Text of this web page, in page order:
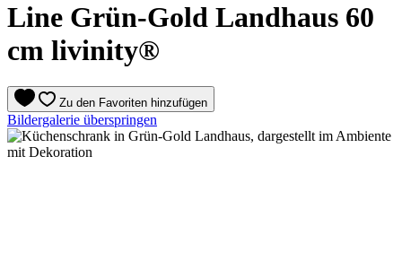
Line Grün-Gold Landhaus 60
cm livinity®
Zu den Favoriten hinzufügen
Bildergalerie überspringen